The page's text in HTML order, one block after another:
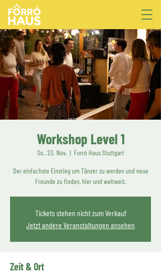
Workshop Level 1
So., 23. Nov.
  |
Forró Haus Stuttgart
Der einfachste Einstieg um Tänzer zu werden und neue
Freunde zu finden, hier und weltweit.
Tickets stehen nicht zum Verkauf
Jetzt andere Veranstaltungen ansehen
Zeit & Ort